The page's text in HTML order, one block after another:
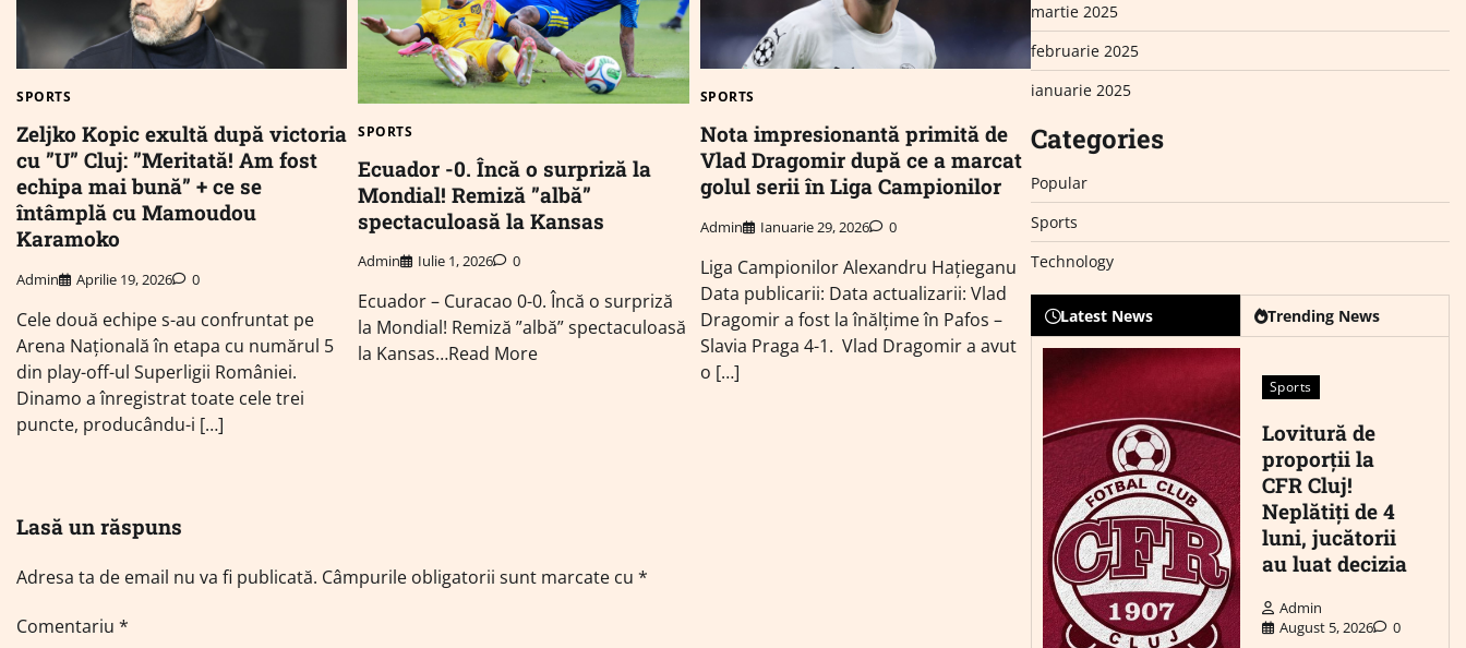
SPORTS
Zeljko Kopic exultă după victoria
cu ”U” Cluj: ”Meritată! Am fost
echipa mai bună” + ce se
întâmplă cu Mamoudou
Karamoko
Admin Aprilie 19, 2026 0
Cele două echipe s-au confruntat pe
Arena Națională în etapa cu numărul 5
din play-off-ul Superligii României.
Dinamo a înregistrat toate cele trei
puncte, producându-i […]
SPORTS
Ecuador -0. Încă o surpriză la
Mondial! Remiză ”albă”
spectaculoasă la Kansas
Admin Iulie 1, 2026 0
Ecuador – Curacao 0-0. Încă o surpriză
la Mondial! Remiză ”albă” spectaculoasă
la Kansas…Read More
SPORTS
Nota impresionantă primită de
Vlad Dragomir după ce a marcat
golul serii în Liga Campionilor
Admin Ianuarie 29, 2026 0
Liga Campionilor Alexandru Hațieganu
Data publicarii: Data actualizarii: Vlad
Dragomir a fost la înălțime în Pafos –
Slavia Praga 4-1. Vlad Dragomir a avut
o […]
Lasă un răspuns
Adresa ta de email nu va fi publicată. Câmpurile obligatorii sunt marcate cu *
Comentariu *
martie 2025
februarie 2025
ianuarie 2025
Categories
Popular
Sports
Technology
Latest News Trending News
Sports
Lovitură de
proporții la
CFR Cluj!
Neplătiți de 4
luni, jucătorii
au luat decizia
Admin
August 5, 2026
0